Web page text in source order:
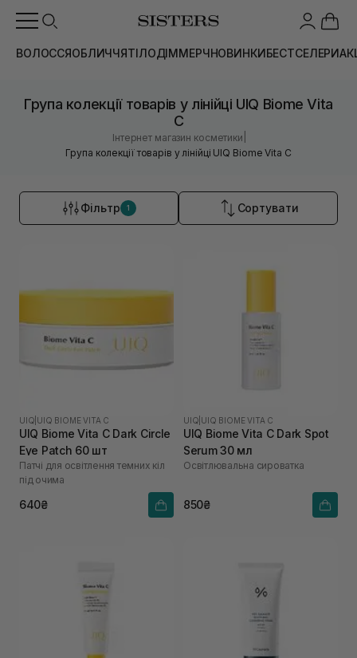
ВОЛОССЯОБЛИЧЧЯТІЛОДІММЕРЧНОВИНКИБЕСТСЕЛЕРИ
Група колекції товарів у лінійці UIQ Biome Vita
C
Інтернет магазин косметики
Група колекції товарів у лінійці UIQ Biome Vita C
Фільтр 1 Сортувати
UIQ UIQ BIOME VITA C
UIQ Biome Vita C Dark Circle
Eye Patch 60 шт
Патчі для освітлення темних кіл
під очима
640₴
UIQ UIQ BIOME VITA C
UIQ Biome Vita C Dark Spot
Serum 30 мл
Освітлювальна сироватка
850₴